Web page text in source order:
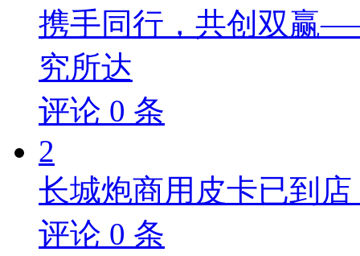
携手同行，共创双赢
究所达
评论 0 条
2
长城炮商用皮卡已到
评论 0 条